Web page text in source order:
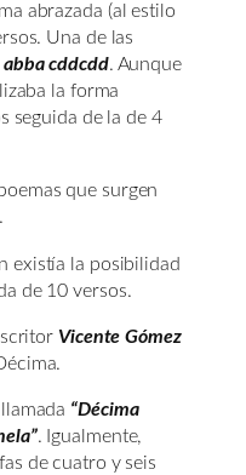
abrazada (al estilo
Una de las
abba cddcdd. Aunque
la forma
seguida de la de 4
que surgen
existía la posibilidad
de 10 versos.
Vicente Gómez
“Décima
. Igualmente,
de cuatro y seis